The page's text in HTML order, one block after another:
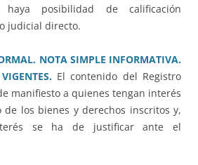
posibilidad de calificación
judicial directo.
NOTA SIMPLE INFORMATIVA.
El contenido del Registro
manifiesto a quienes tengan interés
de los bienes y derechos inscritos y,
se ha de justificar ante el